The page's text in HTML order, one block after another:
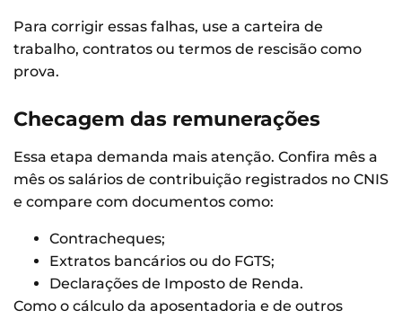
Para corrigir essas falhas, use a carteira de
trabalho, contratos ou termos de rescisão como
prova.
Checagem das remunerações
Essa etapa demanda mais atenção. Confira mês a
mês os salários de contribuição registrados no CNIS
e compare com documentos como:
Contracheques;
Extratos bancários ou do FGTS;
Declarações de Imposto de Renda.
Como o cálculo da aposentadoria e de outros